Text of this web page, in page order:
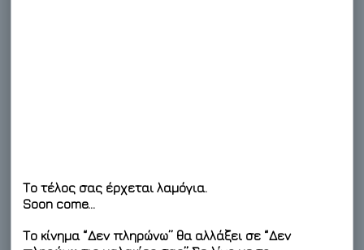
Το τέλος σας έρχεται λαμόγια.
Soon come…
Το κίνημα “Δεν πληρώνω” θα αλλάξει σε “Δεν